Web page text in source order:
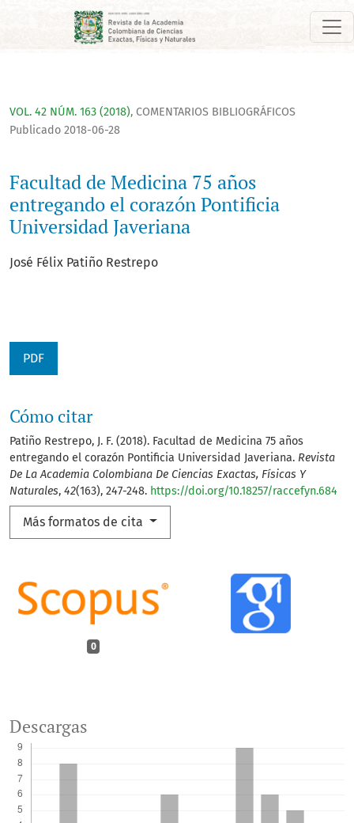
Facultad de Medicina 75 años entregando el corazón
VOL. 42 NÚM. 163 (2018), COMENTARIOS BIBLIOGRÁFICOS
Facultad de Medicina 75 años
entregando el corazón Pontificia
Universidad Javeriana
Publicado 2018-06-28
José Félix Patiño Restrepo
PDF
Cómo citar
Patiño Restrepo, J. F. (2018). Facultad de Medicina 75 años
entregando el corazón Pontificia Universidad Javeriana. Revista
De La Academia Colombiana De Ciencias Exactas, Físicas Y
Naturales, 42(163), 247-248. https://doi.org/10.18257/raccefyn.684
Más formatos de cita
0
Descargas